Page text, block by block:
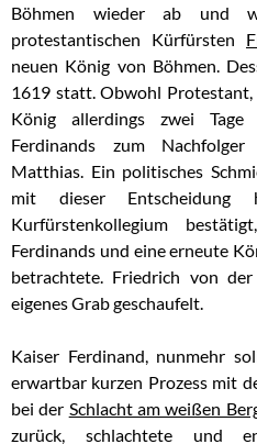
Böhmen wieder ab und
protestantischen Kürfürsten
neuen König von Böhmen.
1619 statt. Obwohl
König allerdings zwei
Ferdinands zum
Matthias. Ein politisches
mit dieser
Kurfürstenkollegium
Ferdinands und eine erneute
betrachtete. Friedrich von
eigenes Grab geschaufelt.
Kaiser Ferdinand, nunmehr
erwartbar kurzen Prozess mit
bei der Schlacht am weißen
zurück, schlachtete und